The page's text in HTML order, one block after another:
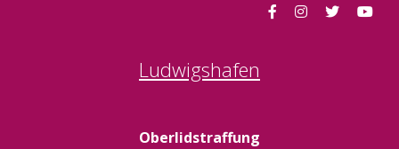
Ludwigshafen
Oberlidstraffung